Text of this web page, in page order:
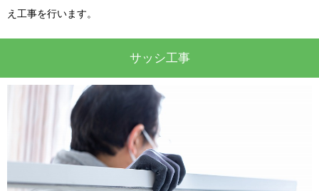
え工事を行います。
サッシ工事